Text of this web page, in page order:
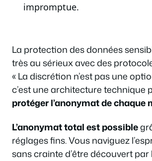
impromptue.
La protection des données
très au sérieux avec des
« La discrétion n’est pas une
c’est une architecture technique
protéger l’anonymat de chaque
L’anonymat total est possible
réglages fins. Vous naviguez
sans crainte d’être découvert par